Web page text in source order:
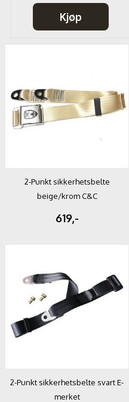
Kjøp
2-Punkt sikkerhetsbelte
beige/krom C&C
619,-
2-Punkt sikkerhetsbelte svart E-
merket